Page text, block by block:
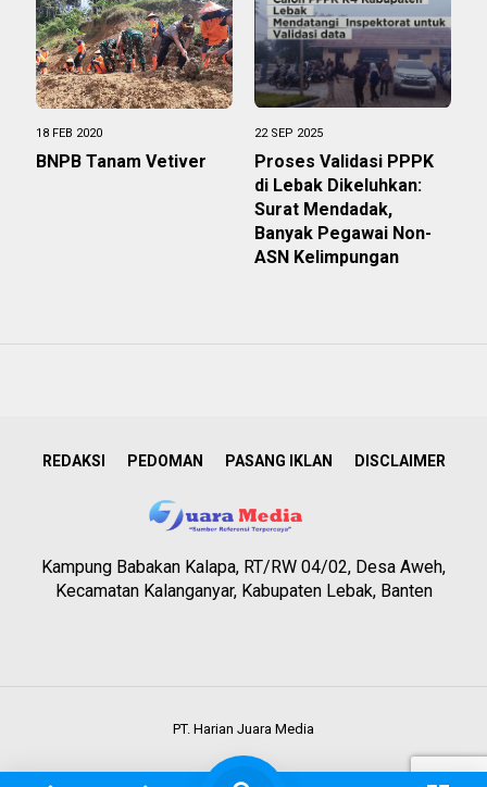
18 FEB 2020
BNPB Tanam Vetiver
22 SEP 2025
Proses Validasi PPPK
di Lebak Dikeluhkan:
Surat Mendadak,
Banyak Pegawai Non-
ASN Kelimpungan
REDAKSI PEDOMAN PASANG IKLAN DISCLAIMER
Kampung Babakan Kalapa, RT/RW 04/02, Desa Aweh,
Kecamatan Kalanganyar, Kabupaten Lebak, Banten
PT. Harian Juara Media